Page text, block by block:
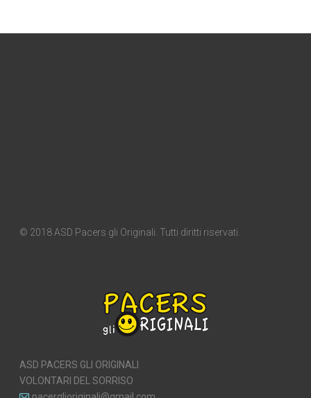
© 2018 ASD Pacers gli Originali. Tutti diritti riservati.
ASD PACERS GLI ORIGINALI
VOLONTARI DEL SORRISO